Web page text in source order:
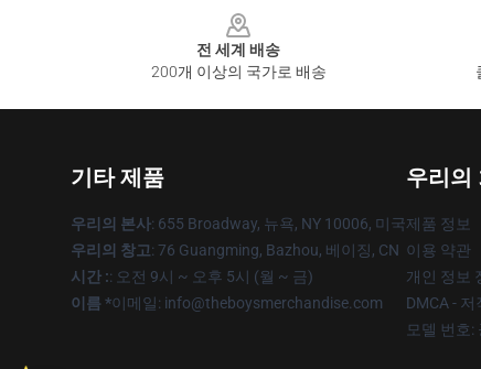
전 세계 배송
200개 이상의 국가로 배송
기타 제품
우리의 본사: 655 Broadway, 뉴욕, NY 10006, 미국
우리의 창고: 76 Guangming, Bazhou, 베이징, CN
시간 :: 오전 9시 ~ 오후 5시 (월 ~ 금)
이름 *이메일: info@theboysmerchandise.com
우리의
제품 정보
이용 약관
개인 정보
DMCA - 저
모델 번호: